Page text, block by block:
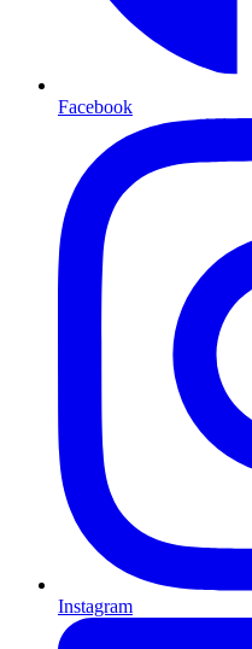
Facebook
Instagram